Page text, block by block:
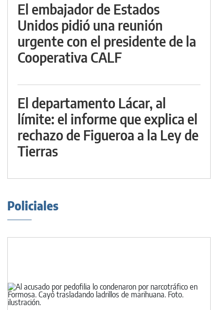
El embajador de Estados
Unidos pidió una reunión
urgente con el presidente de la
Cooperativa CALF
El departamento Lácar, al
límite: el informe que explica el
rechazo de Figueroa a la Ley de
Tierras
Policiales